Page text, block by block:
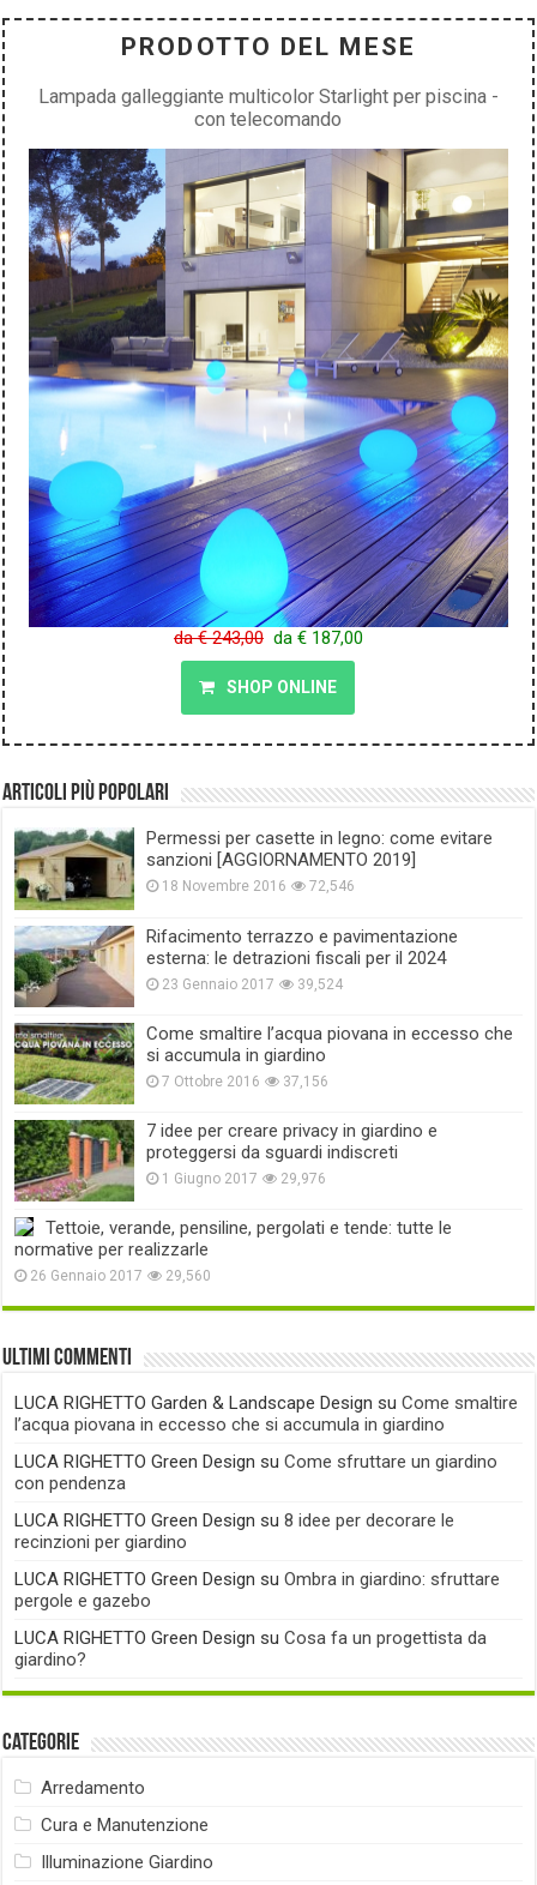
PRODOTTO DEL MESE
Lampada galleggiante multicolor Starlight per piscina -
con telecomando
da € 243,00 da € 187,00
SHOP ONLINE
Articoli più popolari
Permessi per casette in legno: come evitare
sanzioni [AGGIORNAMENTO 2019]
18 Novembre 2016 72,546
Rifacimento terrazzo e pavimentazione
esterna: le detrazioni fiscali per il 2024
23 Gennaio 2017 39,524
Come smaltire l’acqua piovana in eccesso che
si accumula in giardino
7 Ottobre 2016 37,156
7 idee per creare privacy in giardino e
proteggersi da sguardi indiscreti
1 Giugno 2017 29,976
Tettoie, verande, pensiline, pergolati e tende: tutte le
normative per realizzarle
26 Gennaio 2017 29,560
Ultimi commenti
LUCA RIGHETTO Garden & Landscape Design suCome smaltire
l’acqua piovana in eccesso che si accumula in giardino
LUCA RIGHETTO Green Design suCome sfruttare un giardino
con pendenza
LUCA RIGHETTO Green Design su8 idee per decorare le
recinzioni per giardino
LUCA RIGHETTO Green Design suOmbra in giardino: sfruttare
pergole e gazebo
LUCA RIGHETTO Green Design suCosa fa un progettista da
giardino?
Categorie
Arredamento
Cura e Manutenzione
Illuminazione Giardino